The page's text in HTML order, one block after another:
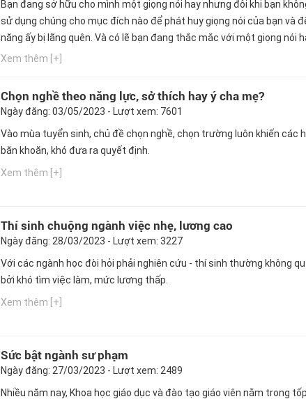
Bạn đang sở hữu cho mình một giọng nói hay nhưng đôi khi bạn
sử dụng chúng cho mục đích nào để phát huy giọng nói của bạn và
năng ấy bị lãng quên. Và có lẽ bạn đang thắc mắc với một giọng nói
làm ngành nghề nào phù hợp nhất. Ngay bây giờ, hãy cùng Hướng
Xem thêm [+]
Chọn nghề theo năng lực, sở thích hay ý cha mẹ?
Ngày đăng: 03/05/2023 - Lượt xem: 7601
Vào mùa tuyển sinh, chủ đề chọn nghề, chọn trường luôn khiến các
băn khoăn, khó đưa ra quyết định.
Xem thêm [+]
Thí sinh chuộng ngành việc nhẹ, lương cao
Ngày đăng: 28/03/2023 - Lượt xem: 3227
Với các ngành học đòi hỏi phải nghiên cứu - thí sinh thường không
bởi khó tìm việc làm, mức lương thấp.
Xem thêm [+]
Sức bật ngành sư phạm
Ngày đăng: 27/03/2023 - Lượt xem: 2489
Nhiều năm nay, Khoa học giáo dục và đào tạo giáo viên nằm trong